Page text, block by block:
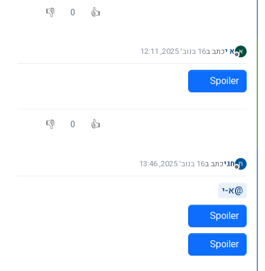
0
מנותק
א יכתב ב16 בנוב׳ 2025, 12:11
נערך לאחרונה על ידי
Spoiler
0
מנותק
חגיכתב ב16 בנוב׳ 2025, 13:46
נערך לאחרונה על ידי חגי
@א-י
Spoiler
Spoiler